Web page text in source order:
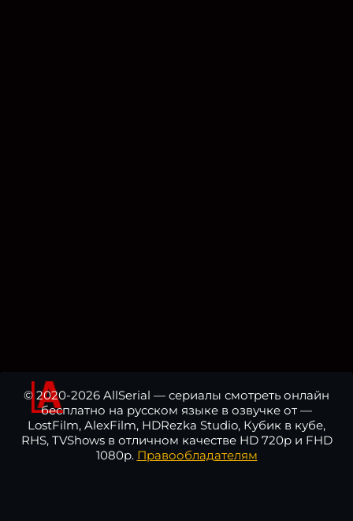
© 2020-2026 AllSerial — сериалы смотреть онлайн
бесплатно на русском языке в озвучке от —
LostFilm, AlexFilm, HDRezka Studio, Кубик в кубе,
RHS, TVShows в отличном качестве HD 720p и FHD
1080p. Правообладателям